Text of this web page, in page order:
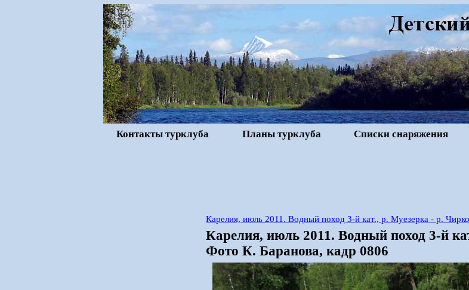
Контакты турклуба Планы турклуба Списки снаряжения
Карелия, июль 2011. Водный поход 3-й кат., р. Муезерка - р.
Карелия, июль 2011. Водный поход 3-й
Фото К. Баранова, кадр 0806